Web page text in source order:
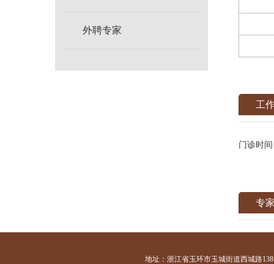
外聘专家
工
门诊时
专
地址：浙江省玉环市玉城街道西城路